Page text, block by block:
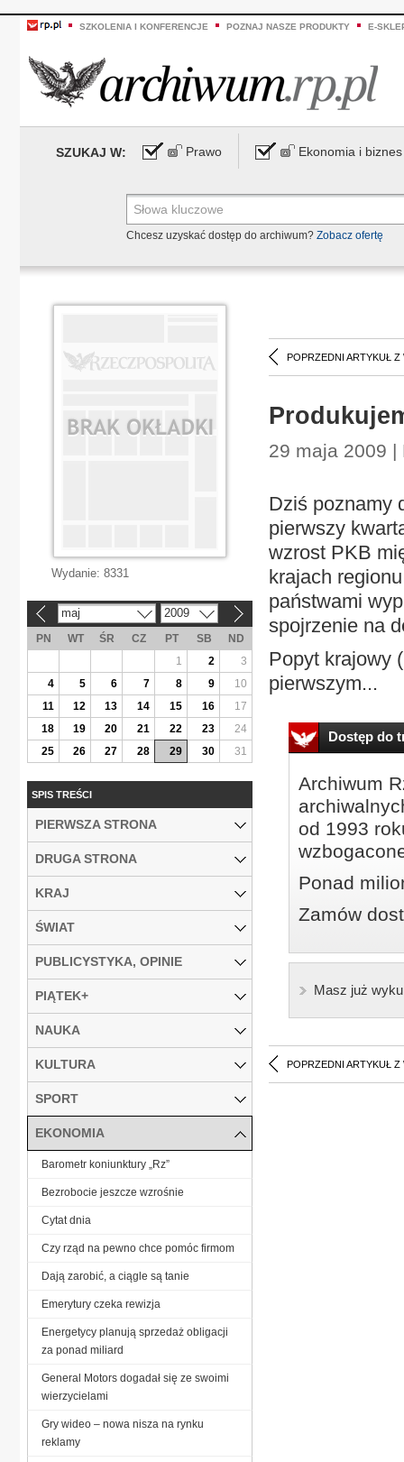
SZKOLENIA I KONFERENCJE POZNAJ NASZE PRODUKTY E-
SZUKAJ W: Prawo Ekonomia i biznes
Chcesz uzyskać dostęp do archiwum? Zobacz ofertę
POPRZEDNI ARTYKUŁ Z
29 maja 2009
Dziś poznamy
pierwszy
wzrost PKB
krajach
państwami
spojrzenie na
Popyt krajowy
pierwszym...
Dostęp do
Archiwum
od 1993
Ponad
Zamów
Masz już
POPRZEDNI ARTYKUŁ Z
Wydanie: 8331
maj 2009
PN WT ŚR CZ PT SB
ND
1
2
3
4
5 6 7 8 9
10
11
12 13 14 15 16
17
18
19 20 21 22 23
24
25
26 27 28 29 30 31
SPIS TREŚCI
PIERWSZA STRONA
DRUGA STRONA
KRAJ
ŚWIAT
PUBLICYSTYKA, OPINIE
PIĄTEK+
NAUKA
KULTURA
SPORT
EKONOMIA
Barometr koniunktury „Rz”
Bezrobocie jeszcze wzrośnie
Cytat dnia
Czy rząd na pewno chce pomóc firmom
Dają zarobić, a ciągle są tanie
Emerytury czeka rewizja
Energetycy planują sprzedaż obligacji
za ponad miliard
General Motors dogadał się ze swoimi
wierzycielami
Gry wideo – nowa nisza na rynku
reklamy